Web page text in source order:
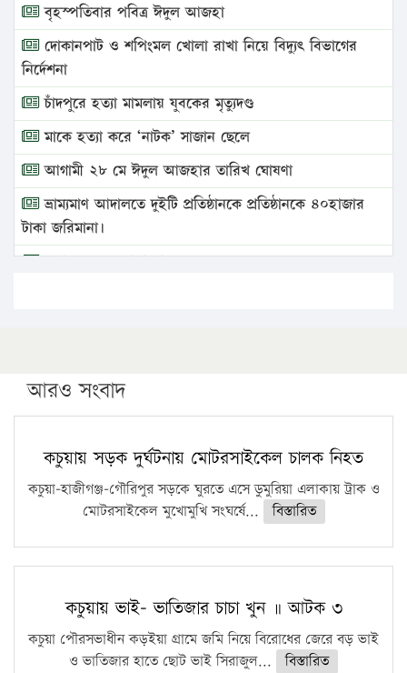
বৃহস্পতিবার পবিত্র ঈদুল আজহা
দোকানপাট ও শপিংমল খোলা রাখা নিয়ে বিদ্যুৎ বিভাগের
নির্দেশনা
চাঁদপুরে হত্যা মামলায় যুবকের মৃত্যুদণ্ড
মাকে হত্যা করে ‘নাটক’ সাজান ছেলে
আগামী ২৮ মে ঈদুল আজহার তারিখ ঘোষণা
ভ্রাম্যমাণ আদালতে দুইটি প্রতিষ্ঠানকে প্রতিষ্ঠানকে ৪০হাজার
টাকা জরিমানা।
এবার লঞ্চের ভাড়া বাড়ল
পিএইচডি করছেন কুয়েটের কৃতি…
সারা দেশে বজ্রাঘাতে ১৪ জনের প্রাণহানি
কঠোর হচ্ছে এসএসসি ও এইচএসসি পরীক্ষা
ফরিদগঞ্জে আগুনে পুড়লো ৬ ব্যবসা প্রতিষ্ঠান
আরও সংবাদ
কচুয়ায় সড়ক দুর্ঘটনায় মোটরসাইকেল চালক নিহত
কচুয়া-হাজীগঞ্জ-গৌরিপুর সড়কে ঘুরতে এসে ডুমুরিয়া এলাকায় ট্রাক ও
মোটরসাইকেল মুখোমুখি সংঘর্ষে...
বিস্তারিত
কচুয়ায় ভাই- ভাতিজার চাচা খুন ॥ আটক ৩
কচুয়া পৌরসভাধীন কড়ইয়া গ্রামে জমি নিয়ে বিরোধের জেরে বড় ভাই
ও ভাতিজার হাতে ছোট ভাই সিরাজুল...
বিস্তারিত